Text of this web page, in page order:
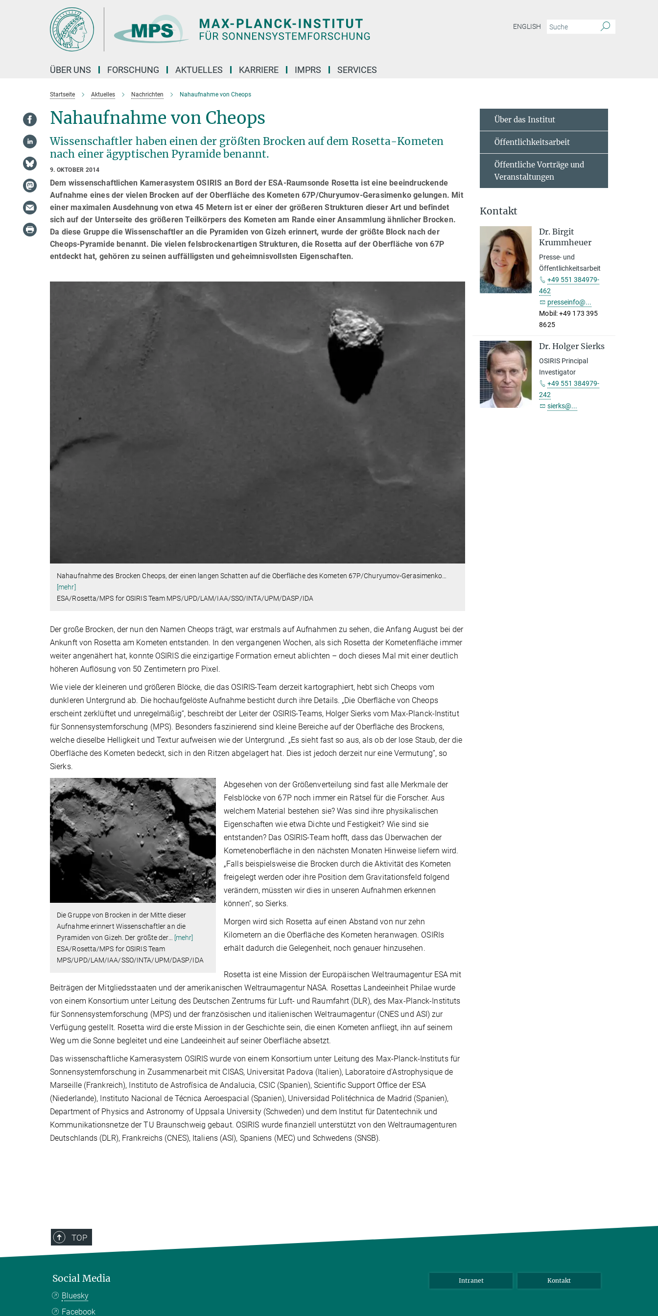
ENGLISH
ÜBER UNS FORSCHUNG AKTUELLES KARRIERE IMPRS SERVICES
Startseite Aktuelles Nachrichten Nahaufnahme von Cheops
Nahaufnahme von Cheops
Wissenschaftler haben einen der größten Brocken auf dem Rosetta-Kometen
nach einer ägyptischen Pyramide benannt.
9. OKTOBER 2014
Dem wissenschaftlichen Kamerasystem OSIRIS an Bord der ESA-Raumsonde Rosetta ist eine beeindruckende
Aufnahme eines der vielen Brocken auf der Oberfläche des Kometen 67P/Churyumov-Gerasimenko gelungen. Mit
einer maximalen Ausdehnung von etwa 45 Metern ist er einer der größeren Strukturen dieser Art und befindet
sich auf der Unterseite des größeren Teilkörpers des Kometen am Rande einer Ansammlung ähnlicher Brocken.
Da diese Gruppe die Wissenschaftler an die Pyramiden von Gizeh erinnert, wurde der größte Block nach der
Cheops-Pyramide benannt. Die vielen felsbrockenartigen Strukturen, die Rosetta auf der Oberfläche von 67P
entdeckt hat, gehören zu seinen auffälligsten und geheimnisvollsten Eigenschaften.
Nahaufnahme des Brocken Cheops, der einen langen Schatten auf die Oberfläche des Kometen 67P/Churyumov-Gerasimenko…
[mehr]
ESA/Rosetta/MPS for OSIRIS Team MPS/UPD/LAM/IAA/SSO/INTA/UPM/DASP/IDA
Der große Brocken, der nun den Namen Cheops trägt, war erstmals auf Aufnahmen zu sehen, die Anfang August bei der
Ankunft von Rosetta am Kometen entstanden. In den vergangenen Wochen, als sich Rosetta der Kometenfläche immer
weiter angenähert hat, konnte OSIRIS die einzigartige Formation erneut ablichten – doch dieses Mal mit einer deutlich
höheren Auflösung von 50 Zentimetern pro Pixel.
Wie viele der kleineren und größeren Blöcke, die das OSIRIS-Team derzeit kartographiert, hebt sich Cheops vom
dunkleren Untergrund ab. Die hochaufgelöste Aufnahme besticht durch ihre Details. „Die Oberfläche von Cheops
erscheint zerklüftet und unregelmäßig“, beschreibt der Leiter der OSIRIS-Teams, Holger Sierks vom Max-Planck-Institut
für Sonnensystemforschung (MPS). Besonders faszinierend sind kleine Bereiche auf der Oberfläche des Brockens,
welche dieselbe Helligkeit und Textur aufweisen wie der Untergrund. „Es sieht fast so aus, als ob der lose Staub, der die
Oberfläche des Kometen bedeckt, sich in den Ritzen abgelagert hat. Dies ist jedoch derzeit nur eine Vermutung”, so
Sierks.
Die Gruppe von Brocken in der Mitte dieser
Aufnahme erinnert Wissenschaftler an die
Pyramiden von Gizeh. Der größte der…
[mehr]
ESA/Rosetta/MPS for OSIRIS Team
MPS/UPD/LAM/IAA/SSO/INTA/UPM/DASP/IDA
Abgesehen von der Größenverteilung sind fast alle Merkmale der
Felsblöcke von 67P noch immer ein Rätsel für die Forscher. Aus
welchem Material bestehen sie? Was sind ihre physikalischen
Eigenschaften wie etwa Dichte und Festigkeit? Wie sind sie
entstanden? Das OSIRIS-Team hofft, dass das Überwachen der
Kometenoberfläche in den nächsten Monaten Hinweise liefern wird.
„Falls beispielsweise die Brocken durch die Aktivität des Kometen
freigelegt werden oder ihre Position dem Gravitationsfeld folgend
verändern, müssten wir dies in unseren Aufnahmen erkennen
können“, so Sierks.
Morgen wird sich Rosetta auf einen Abstand von nur zehn
Kilometern an die Oberfläche des Kometen heranwagen. OSIRIs
erhält dadurch die Gelegenheit, noch genauer hinzusehen.
Rosetta ist eine Mission der Europäischen Weltraumagentur ESA mit
Beiträgen der Mitgliedsstaaten und der amerikanischen Weltraumagentur NASA. Rosettas Landeeinheit Philae wurde
von einem Konsortium unter Leitung des Deutschen Zentrums für Luft- und Raumfahrt (DLR), des Max-Planck-Instituts
für Sonnensystemforschung (MPS) und der französischen und italienischen Weltraumagentur (CNES und ASI) zur
Verfügung gestellt. Rosetta wird die erste Mission in der Geschichte sein, die einen Kometen anfliegt, ihn auf seinem
Weg um die Sonne begleitet und eine Landeeinheit auf seiner Oberfläche absetzt.
Das wissenschaftliche Kamerasystem OSIRIS wurde von einem Konsortium unter Leitung des Max-Planck-Instituts für
Sonnensystemforschung in Zusammenarbeit mit CISAS, Universität Padova (Italien), Laboratoire d'Astrophysique de
Marseille (Frankreich), Instituto de Astrofísica de Andalucia, CSIC (Spanien), Scientific Support Office der ESA
(Niederlande), Instituto Nacional de Técnica Aeroespacial (Spanien), Universidad Politéchnica de Madrid (Spanien),
Department of Physics and Astronomy of Uppsala University (Schweden) und dem Institut für Datentechnik und
Kommunikationsnetze der TU Braunschweig gebaut. OSIRIS wurde finanziell unterstützt von den Weltraumagenturen
Deutschlands (DLR), Frankreichs (CNES), Italiens (ASI), Spaniens (MEC) und Schwedens (SNSB).
Über das Institut
Öffentlichkeitsarbeit
Öffentliche Vorträge und
Veranstaltungen
Kontakt
Dr. Birgit
Krummheuer
Presse- und
Öffentlichkeitsarbeit
+49 551 384979-
462
presseinfo@...
Mobil: +49 173 395
8625
Dr. Holger Sierks
OSIRIS Principal
Investigator
+49 551 384979-
242
sierks@...
TOP
Social Media
Bluesky
Facebook
Intranet Kontakt